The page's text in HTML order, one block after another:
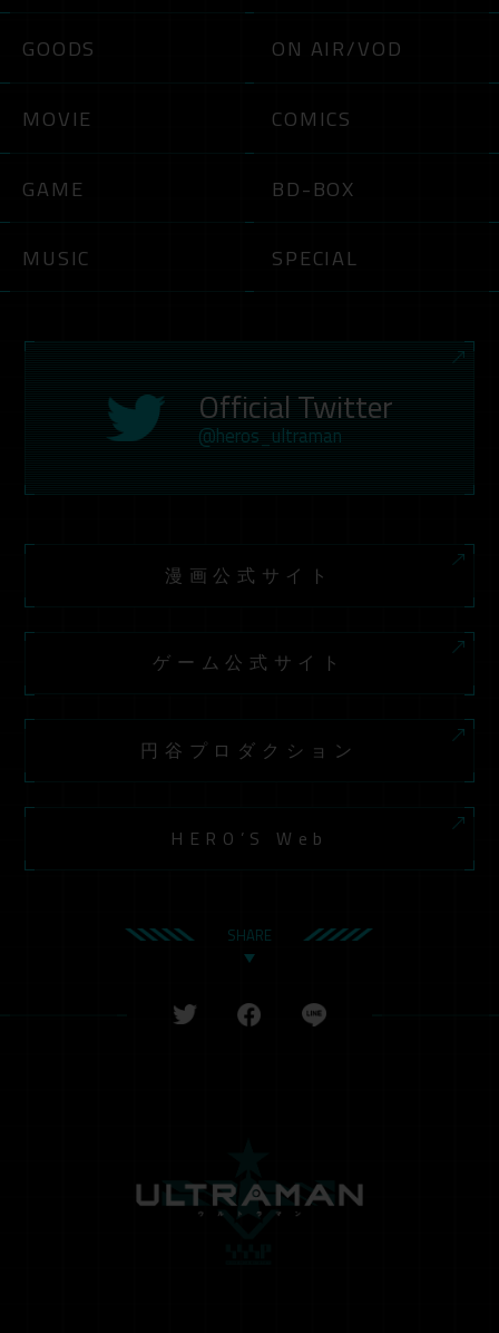
GOODS ON AIR/VOD
MOVIE COMICS
GAME BD-BOX
MUSIC SPECIAL
Official Twitter
@heros_ultraman
漫画公式サイト
ゲーム公式サイト
円谷プロダクション
HERO’S Web
SHARE